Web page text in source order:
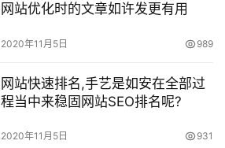
网站优化时的文章如许发更有用
2020年11月5日 989
网站快速排名,手艺是如安在全部过
程当中来稳固网站SEO排名呢?
2020年11月5日 931